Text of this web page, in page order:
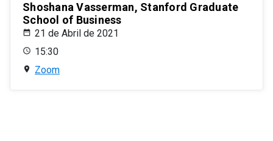
Shoshana Vasserman, Stanford Graduate
School of Business
21 de Abril de 2021
15:30
Zoom